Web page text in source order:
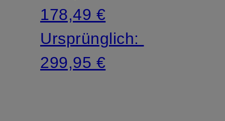
178,49 €
Ursprünglich:
299,95 €